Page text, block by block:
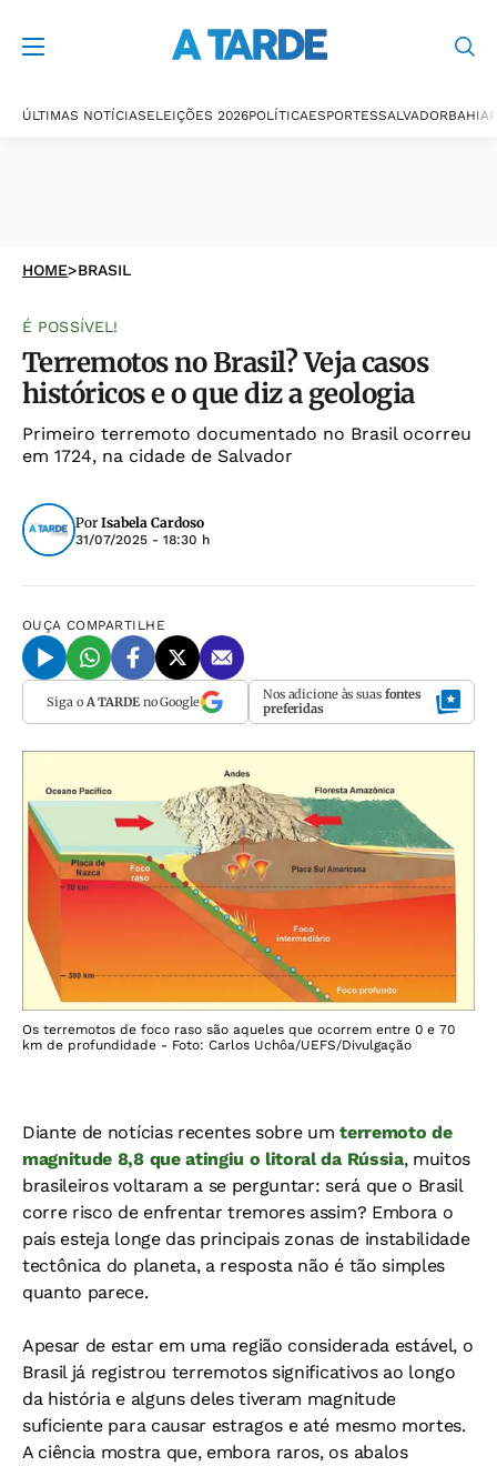
ÚLTIMAS NOTÍCIASELEIÇÕES 2026POLÍTICAESPORTESSALVADORBAHIA
HOME>BRASIL
É POSSÍVEL!
Terremotos no Brasil? Veja casos
históricos e o que diz a geologia
Primeiro terremoto documentado no Brasil ocorreu
em 1724, na cidade de Salvador
Por Isabela Cardoso
31/07/2025 - 18:30 h
OUÇA COMPARTILHE
Siga o A TARDEno Google Nos adicione às suas fontes
preferidas
Os terremotos de foco raso são aqueles que ocorrem entre 0 e 70
km de profundidade - Foto: Carlos Uchôa/UEFS/Divulgação
Diante de notícias recentes sobre umterremoto de
magnitude 8,8 que atingiu o litoral da Rússia, muitos
brasileiros voltaram a se perguntar: será que o Brasil
corre risco de enfrentar tremores assim? Embora o
país esteja longe das principais zonas de instabilidade
tectônica do planeta, a resposta não é tão simples
quanto parece.
Apesar de estar em uma região considerada estável, o
Brasil já registrou terremotos significativos ao longo
da história e alguns deles tiveram magnitude
suficiente para causar estragos e até mesmo mortes.
A ciência mostra que, embora raros, os abalos